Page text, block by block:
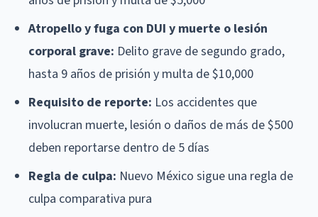
Atropello y fuga con DUI y muerte o lesión
corporal grave: Delito grave de segundo grado,
hasta 9 años de prisión y multa de $10,000
Requisito de reporte: Los accidentes que
involucran muerte, lesión o daños de más de $500
deben reportarse dentro de 5 días
Regla de culpa: Nuevo México sigue una regla de
culpa comparativa pura